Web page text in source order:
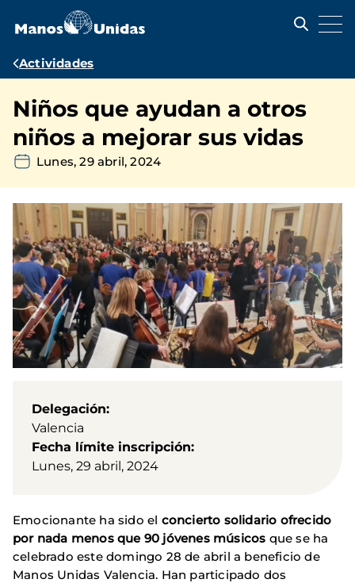
contenido
Ruta
navegación
Actividades
Niños que ayudan a otros
niños a mejorar sus vidas
Lunes, 29 abril, 2024
Delegación
Valencia
Fecha límite inscripción
Lunes, 29 abril, 2024
Emocionante ha sido el concierto solidario ofrecido
por nada menos que 90 jóvenes músicos que se ha
celebrado este domingo 28 de abril a beneficio de
Manos Unidas Valencia. Han participado dos